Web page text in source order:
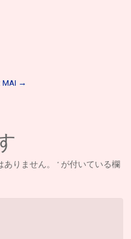
→
りません。 * が付いている欄